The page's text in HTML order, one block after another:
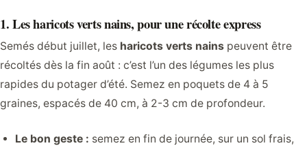
1. Les haricots verts nains, pour une récolte express
Semés début juillet, les haricots verts nains peuvent être
récoltés dès la fin août : c’est l’un des légumes les plus
rapides du potager d’été. Semez en poquets de 4 à 5
graines, espacés de 40 cm, à 2-3 cm de profondeur.
Le bon geste : semez en fin de journée, sur un sol frais,